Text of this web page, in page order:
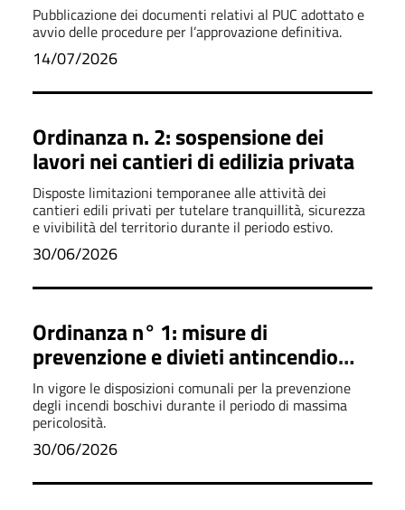
Pubblicazione dei documenti relativi al PUC adottato e
avvio delle procedure per l’approvazione definitiva.
14/07/2026
Ordinanza n. 2: sospensione dei
lavori nei cantieri di edilizia privata
Disposte limitazioni temporanee alle attività dei
cantieri edili privati per tutelare tranquillità, sicurezza
e vivibilità del territorio durante il periodo estivo.
30/06/2026
Ordinanza n° 1: misure di
prevenzione e divieti antincendio
boschivo
In vigore le disposizioni comunali per la prevenzione
degli incendi boschivi durante il periodo di massima
pericolosità.
30/06/2026